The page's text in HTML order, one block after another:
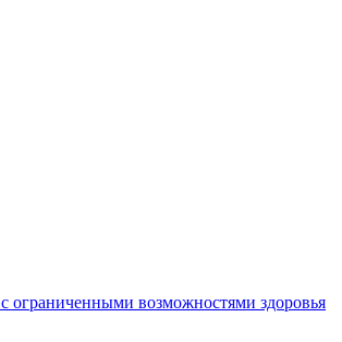
ограниченными возможностями здоровья